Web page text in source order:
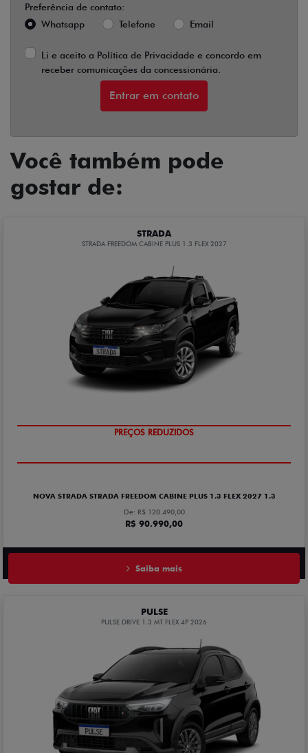
Preferência de contato:
Whatsapp
Telefone Email
Li e aceito a Política de Privacidade e concordo em
receber comunicações da concessionária.
Entrar em contato
Você também pode
gostar de:
STRADA
STRADA FREEDOM CABINE PLUS 1.3 FLEX 2027
PREÇOS REDUZIDOS
NOVA STRADA STRADA FREEDOM CABINE PLUS 1.3 FLEX 2027 1.3
De: R$ 120.490,00
R$ 90.990,00
Saiba mais
PULSE
PULSE DRIVE 1.3 MT FLEX 4P 2026